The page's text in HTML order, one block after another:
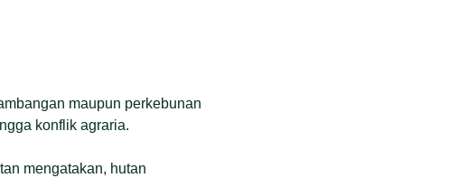
maupun perkebunan
konflik agraria.
mengatakan, hutan